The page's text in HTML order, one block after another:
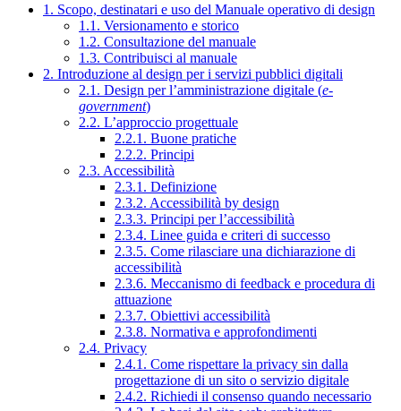
1. Scopo, destinatari e uso del Manuale operativo di design
1.1. Versionamento e storico
1.2. Consultazione del manuale
1.3. Contribuisci al manuale
2. Introduzione al design per i servizi pubblici digitali
2.1. Design per l’amministrazione digitale (e-
government)
2.2. L’approccio progettuale
2.2.1. Buone pratiche
2.2.2. Principi
2.3. Accessibilità
2.3.1. Definizione
2.3.2. Accessibilità by design
2.3.3. Principi per l’accessibilità
2.3.4. Linee guida e criteri di successo
2.3.5. Come rilasciare una dichiarazione di
accessibilità
2.3.6. Meccanismo di feedback e procedura di
attuazione
2.3.7. Obiettivi accessibilità
2.3.8. Normativa e approfondimenti
2.4. Privacy
2.4.1. Come rispettare la privacy sin dalla
progettazione di un sito o servizio digitale
2.4.2. Richiedi il consenso quando necessario